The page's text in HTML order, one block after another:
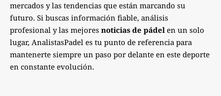
mercados y las tendencias que están marcando su
futuro. Si buscas información fiable, análisis
profesional y las mejores noticias de pádel en un solo
lugar, AnalistasPadel es tu punto de referencia para
mantenerte siempre un paso por delante en este deporte
en constante evolución.